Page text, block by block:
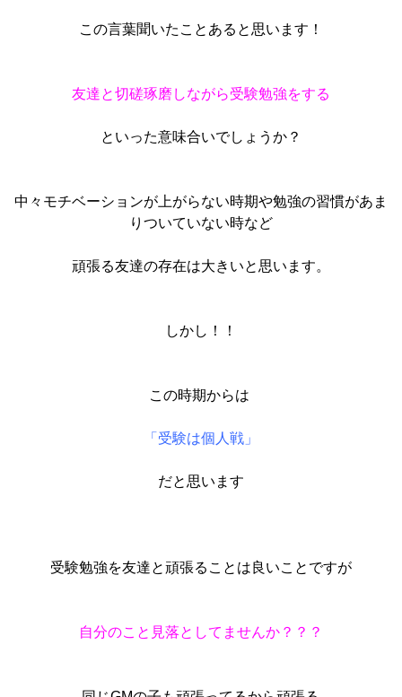
この言葉聞いたことあると思います！
友達と切磋琢磨しながら受験勉強をする
といった意味合いでしょうか？
中々モチベーションが上がらない時期や勉強の習慣があま
りついていない時など
頑張る友達の存在は大きいと思います。
しかし！！
この時期からは
「受験は個人戦」
だと思います
受験勉強を友達と頑張ることは良いことですが
自分のこと見落としてませんか？？？